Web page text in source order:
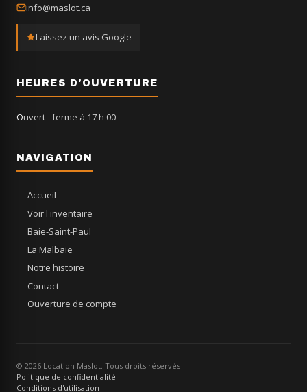
info@maslot.ca
Laissez un avis Google
HEURES D'OUVERTURE
Ouvert- ferme à 17 h 00
NAVIGATION
Accueil
Voir l'inventaire
Baie-Saint-Paul
La Malbaie
Notre histoire
Contact
Ouverture de compte
© 2026 Location Maslot. Tous droits réservés
Politique de confidentialité
Conditions d'utilisation